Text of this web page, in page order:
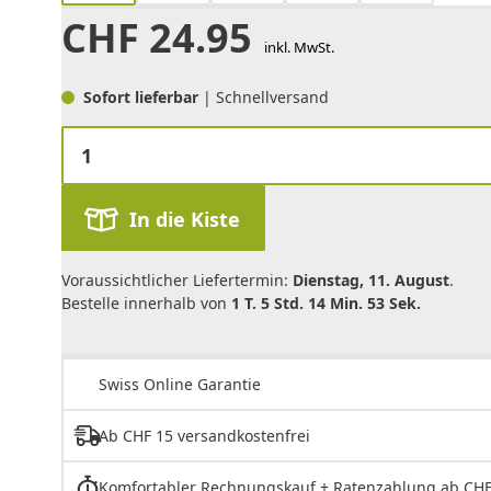
CHF 24.95 inkl. MwSt.
Sofort lieferbar | Schnellversand
In die Kiste
Voraussichtlicher Liefertermin: Dienstag, 11. August.
Bestelle innerhalb von 1 T. 5 Std. 14 Min. 53 Sek.
Swiss Online Garantie
Ab CHF 15 versandkostenfrei